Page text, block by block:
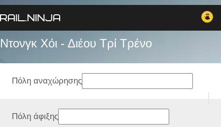
Ντονγκ Χόι - Διέου Τρί Tρένο
Πόλη αναχώρησης
Πόλη άφιξης